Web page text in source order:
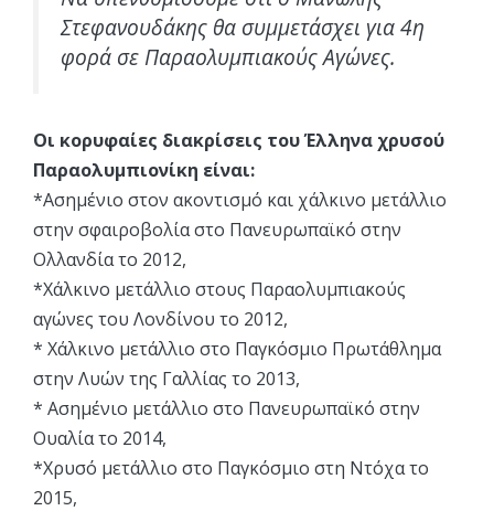
Στεφανουδάκης θα συμμετάσχει για 4η
φορά σε Παραολυμπιακούς Αγώνες.
Οι κορυφαίες διακρίσεις του Έλληνα χρυσού
Παραολυμπιονίκη είναι:
*Ασημένιο στον ακοντισμό και χάλκινο μετάλλιο
στην σφαιροβολία στο Πανευρωπαϊκό στην
Ολλανδία το 2012,
*Χάλκινο μετάλλιο στους Παραολυμπιακούς
αγώνες του Λονδίνου το 2012,
* Χάλκινο μετάλλιο στο Παγκόσμιο Πρωτάθλημα
στην Λυών της Γαλλίας το 2013,
* Ασημένιο μετάλλιο στο Πανευρωπαϊκό στην
Ουαλία το 2014,
*Χρυσό μετάλλιο στο Παγκόσμιο στη Ντόχα το
2015,